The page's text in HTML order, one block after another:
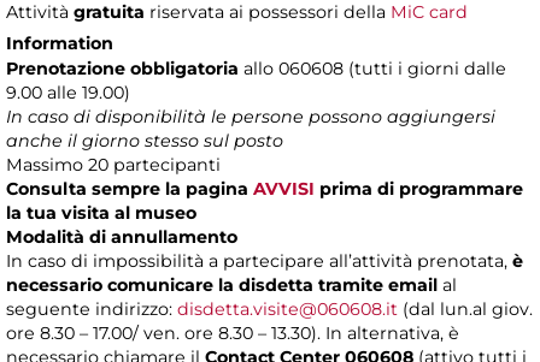
Attività gratuita riservata ai possessori della MiC card
Information
Prenotazione obbligatoria allo 060608 (tutti i giorni dalle
9.00 alle 19.00)
In caso di disponibilità le persone possono aggiungersi
anche il giorno stesso sul posto
Massimo 20 partecipanti
Consulta sempre la pagina AVVISI prima di programmare
la tua visita al museo
Modalità di annullamento
In caso di impossibilità a partecipare all’attività prenotata, è
necessario comunicare la disdetta tramite email al
seguente indirizzo: disdetta.visite@060608.it (dal lun.al giov.
ore 8.30 – 17.00/ ven. ore 8.30 – 13.30). In alternativa, è
necessario chiamare il Contact Center 060608 (attivo tutti i